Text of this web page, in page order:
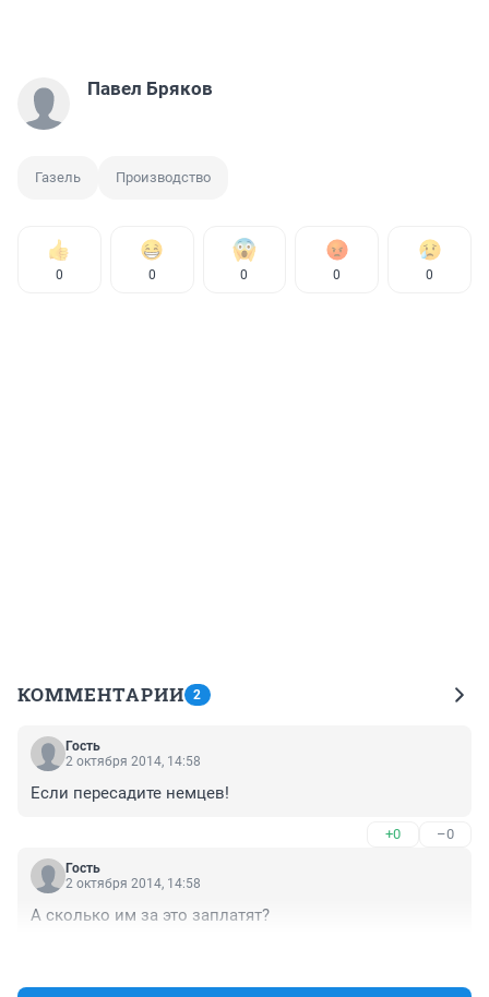
Павел Бряков
Газель Производство
0 0 0 0 0
КОММЕНТАРИИ 2
Гость
2 октября 2014, 14:58
Если пересадите немцев!
+0 –0
Гость
2 октября 2014, 14:58
А сколько им за это заплатят?